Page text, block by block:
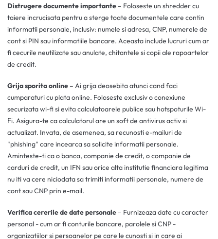
Distrugere documente importante – Foloseste un shredder cu
taiere incrucisata pentru a sterge toate documentele care contin
informatii personale, inclusiv: numele si adresa, CNP, numerele de
cont si PIN sau informatiile bancare. Aceasta include lucruri cum ar
fi cecurile neutilizate sau anulate, chitantele si copii ale rapoartelor
de credit.
Grija sporita online – Ai grija deosebita atunci cand faci
cumparaturi cu plata online. Foloseste exclusiv o conexiune
securizata wi-fi si evita calculatoarele publice sau hotspoturile Wi-
Fi. Asigura-te ca calculatorul are un soft de antivirus activ si
actualizat. Invata, de asemenea, sa recunosti e-mailuri de
"phishing" care incearca sa solicite informatii personale.
Aminteste-ti ca o banca, companie de credit, o companie de
carduri de credit, un IFN sau orice alta institutie financiara legitima
nu iti va cere niciodata sa trimiti informatii personale, numere de
cont sau CNP prin e-mail.
Verifica cererile de date personale – Furnizeaza date cu caracter
personal - cum ar fi conturile bancare, parolele si CNP -
organizatiilor si persoanelor pe care le cunosti si in care ai